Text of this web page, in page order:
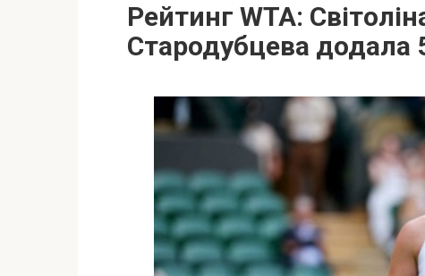
Рейтинг WTA:
Стародубцева додала